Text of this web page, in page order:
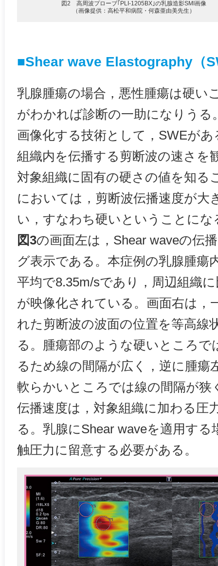
図2 高周波プローブ｢PLI-1205BX｣の乳腺造影SMI画像
（画像提供：高松平和病院・何森亜由美先生）
■Shear wave Elastography（
乳腺腫瘍の場合，悪性腫瘍は硬い
がわかれば診断の一助になりうる
画像化する技術として，SWEが
組織内を伝播する剪断波の速さを
対象組織に固有の硬さの値を知る
においては，剪断波伝播速度が大
い，すなわち硬いということにな
図3の画面左は，Shear waveの伝
グ表示である。本症例の乳腺腫瘍
平均で8.35m/sであり，周辺組織
が映像化されている。画面右は，
れた剪断波の波面の位置を等高線
る。腫瘍部のような硬いところで
るため線の間隔が広く，逆に腫瘍
軟らかいところでは線の間隔が狭
伝播速度は，対象組織に加わる圧
る。乳腺にShear waveを適用す
触圧力に留意する必要がある。